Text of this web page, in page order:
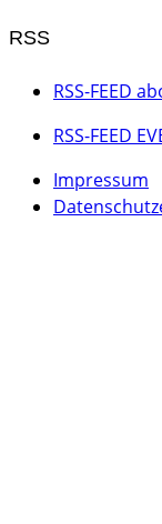
RSS
RSS-FEED
RSS-FEED
Impressum